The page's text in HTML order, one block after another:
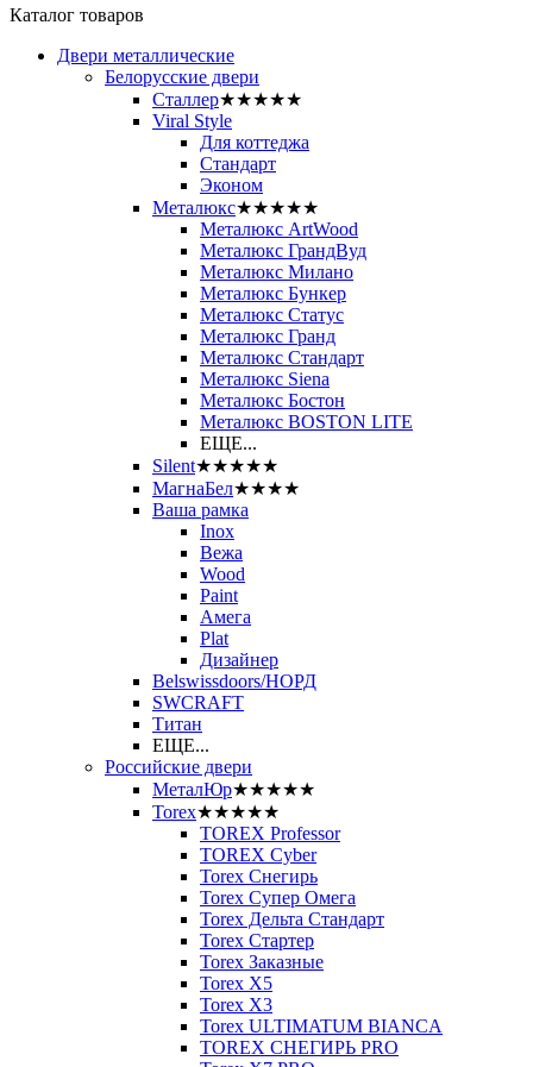
Каталог товаров
Двери металлические
Белорусские двери
Сталлер★★★★★
Viral Style
Для коттеджа
Стандарт
Эконом
Металюкс★★★★★
Металюкс ArtWood
Металюкс ГрандВуд
Металюкс Милано
Металюкс Бункер
Металюкс Статус
Металюкс Гранд
Металюкс Стандарт
Металюкс Siena
Металюкс Бостон
Металюкс BOSTON LITE
ЕЩЕ...
Silent★★★★★
МагнаБел★★★★
Ваша рамка
Inox
Вежа
Wood
Paint
Амега
Plat
Дизайнер
Belswissdoors/НОРД
SWCRAFT
Титан
ЕЩЕ...
Российские двери
МеталЮр★★★★★
Torex★★★★★
TOREX Professor
TOREX Cyber
Torex Снегирь
Torex Супер Омега
Torex Дельта Стандарт
Torex Стартер
Torex Заказные
Torex Х5
Torex Х3
Torex ULTIMATUM BIANCA
TOREX СНЕГИРЬ PRO